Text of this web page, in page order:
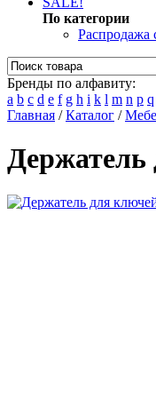
По категории
Распродажа
Бренды по алфавиту:
a b c d e f g h i k l m n p q
Главная /Каталог /
Держатель